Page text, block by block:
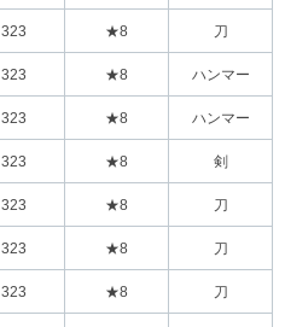
323 ★8 刀
323 ★8 ハンマー
323 ★8 ハンマー
323 ★8 剣
323 ★8 刀
323 ★8 刀
323 ★8 刀